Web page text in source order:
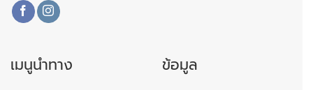
เมนูนำทาง ข้อมูล